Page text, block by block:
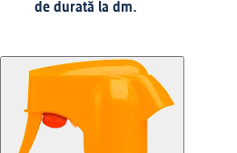
de durată la dm.